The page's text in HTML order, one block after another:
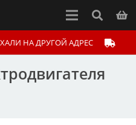
НА ДРУГОЙ АДРЕС